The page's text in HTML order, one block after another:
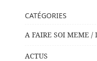
CATÉGORIES
A FAIRE SOI MEME /
ACTUS